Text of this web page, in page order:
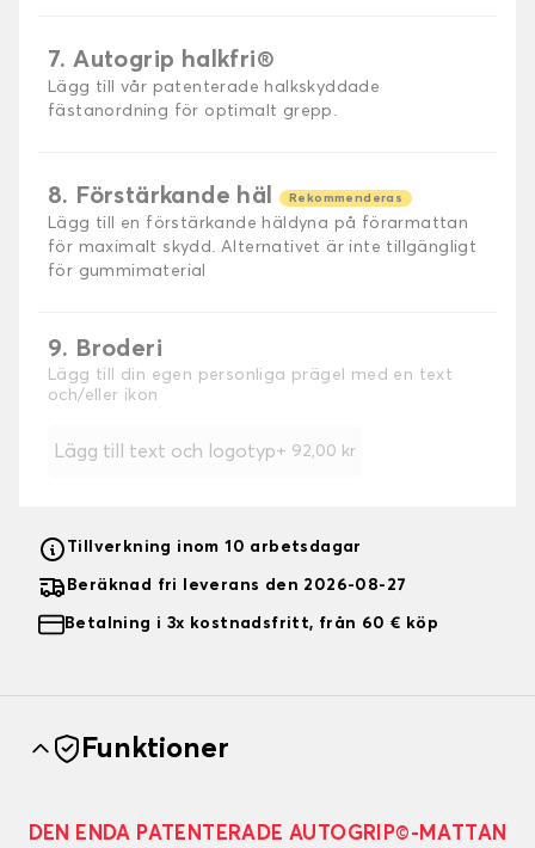
7. Autogrip halkfri®
Lägg till vår patenterade halkskyddade
fästanordning för optimalt grepp.
8. Förstärkande häl Rekommenderas
Lägg till en förstärkande häldyna på förarmattan
för maximalt skydd. Alternativet är inte tillgängligt
för gummimaterial
9. Broderi
Lägg till din egen personliga prägel med en text
och/eller ikon
Lägg till text och logotyp+ 92,00 kr
Tillverkning inom 10 arbetsdagar
Beräknad fri leverans den 2026-08-27
Betalning i 3x kostnadsfritt, från 60 € köp
Funktioner
DEN ENDA PATENTERADE AUTOGRIP©-MATTAN